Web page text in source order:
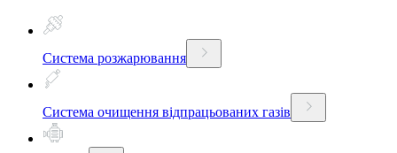
Система розжарювання
Система очищення відпрацьованих газів